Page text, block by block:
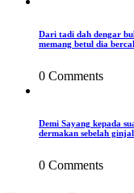
Dari tadi dah dengar
memang betul dia
0 Comments
Demi Sayang kepada
dermakan sebelah
0 Comments